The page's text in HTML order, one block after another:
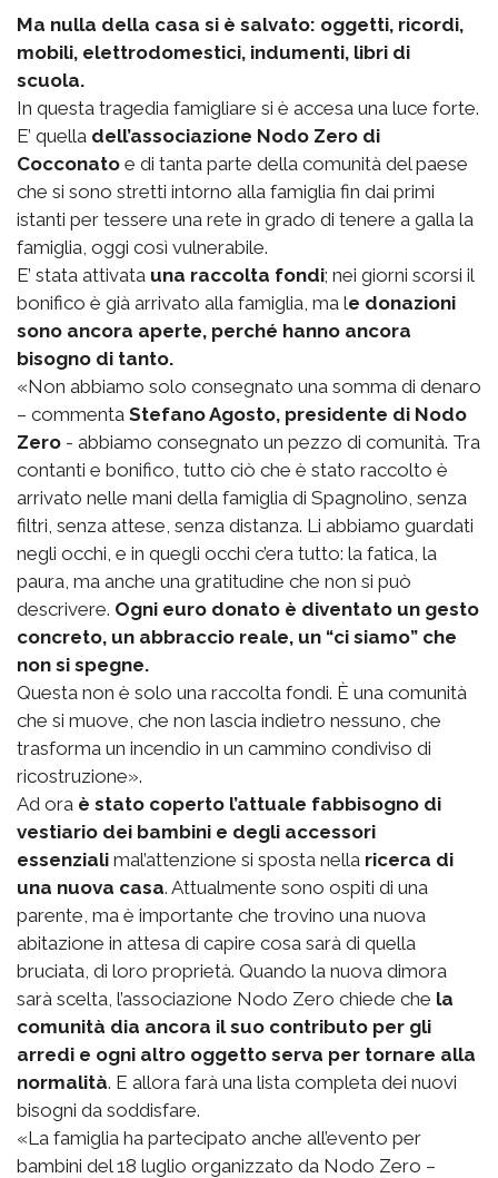
Ma nulla della casa si è salvato: oggetti, ricordi,
mobili, elettrodomestici, indumenti, libri di
scuola.
In questa tragedia famigliare si è accesa una luce forte.
E’ quella dell’associazione Nodo Zero di
Cocconato e di tanta parte della comunità del paese
che si sono stretti intorno alla famiglia fin dai primi
istanti per tessere una rete in grado di tenere a galla la
famiglia, oggi così vulnerabile.
E’ stata attivata una raccolta fondi; nei giorni scorsi il
bonifico è già arrivato alla famiglia, ma le donazioni
sono ancora aperte, perché hanno ancora
bisogno di tanto.
«Non abbiamo solo consegnato una somma di denaro
– commenta Stefano Agosto, presidente di Nodo
Zero - abbiamo consegnato un pezzo di comunità. Tra
contanti e bonifico, tutto ciò che è stato raccolto è
arrivato nelle mani della famiglia di Spagnolino, senza
filtri, senza attese, senza distanza. Li abbiamo guardati
negli occhi, e in quegli occhi c’era tutto: la fatica, la
paura, ma anche una gratitudine che non si può
descrivere. Ogni euro donato è diventato un gesto
concreto, un abbraccio reale, un “ci siamo” che
non si spegne.
Questa non è solo una raccolta fondi. È una comunità
che si muove, che non lascia indietro nessuno, che
trasforma un incendio in un cammino condiviso di
ricostruzione».
Ad ora è stato coperto l’attuale fabbisogno di
vestiario dei bambini e degli accessori
essenziali mal’attenzione si sposta nella ricerca di
una nuova casa. Attualmente sono ospiti di una
parente, ma è importante che trovino una nuova
abitazione in attesa di capire cosa sarà di quella
bruciata, di loro proprietà. Quando la nuova dimora
sarà scelta, l’associazione Nodo Zero chiede che la
comunità dia ancora il suo contributo per gli
arredi e ogni altro oggetto serva per tornare alla
normalità. E allora farà una lista completa dei nuovi
bisogni da soddisfare.
«La famiglia ha partecipato anche all’evento per
bambini del 18 luglio organizzato da Nodo Zero –